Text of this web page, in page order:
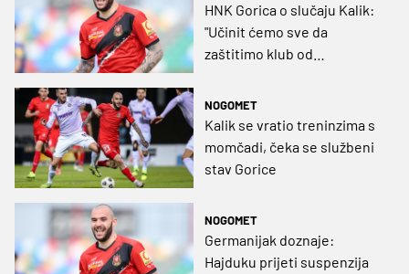
HNK Gorica o slučaju Kalik:
"Učinit ćemo sve da
zaštitimo klub od
NOGOMET
Kalik se vratio treninzima s
momčadi, čeka se službeni
stav Gorice
NOGOMET
Germanijak doznaje:
Hajduku prijeti suspenzija